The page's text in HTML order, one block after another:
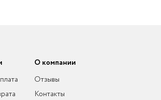
О компании
Отзывы
Контакты